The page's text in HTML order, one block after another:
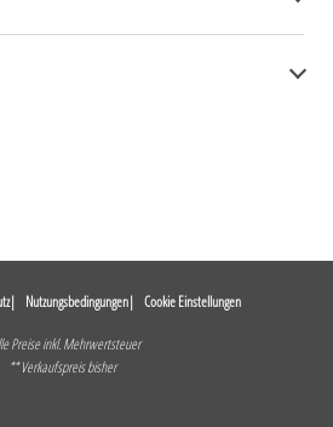
Nutzungsbedingungen Cookie Einstellungen
Preise inkl. Mehrwertsteuer
** Verkaufspreis bisher